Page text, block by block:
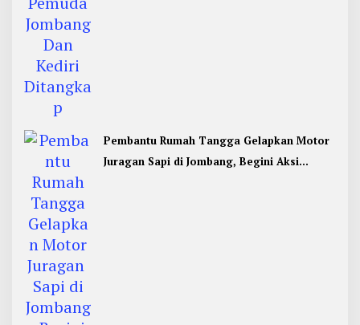
Pembantu Rumah Tangga Gelapkan Motor
Juragan Sapi di Jombang, Begini Aksi